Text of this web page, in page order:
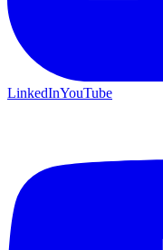
LinkedInYouTube